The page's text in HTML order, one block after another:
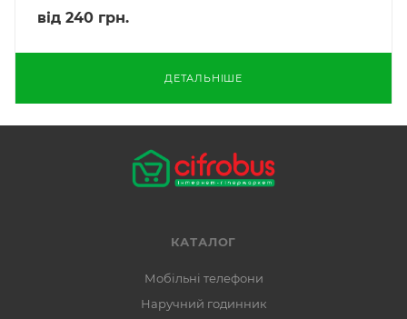
від 240 грн.
ДЕТАЛЬНІШЕ
КАТАЛОГ
Мобільні телефони
Наручний годинник